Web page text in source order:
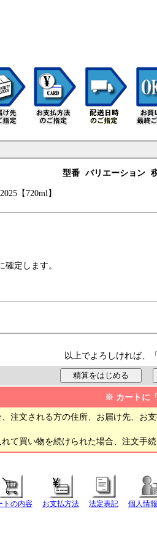
型番 バリエーション
【720ml】
定します。
以上でよろしければ、
※ カートに
注文される方の住所、お届け先、お
て買い物を続けられた場合、注文手
トの内容 お支払方法 法定表記 個人情